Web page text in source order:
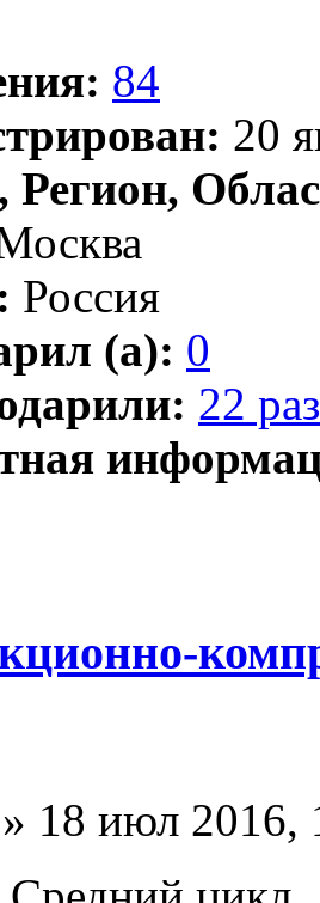
84
20
Регион,
Россия
(а): 0
22
» 18 июл 2016,